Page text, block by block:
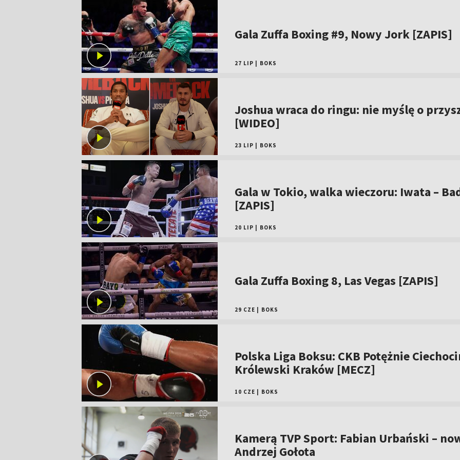
Gala Zuffa Boxing #9, Nowy Jork [ZAPIS]
27 LIP BOKS
Joshua wraca do ringu: nie myślę o
[WIDEO]
23 LIP BOKS
Gala w Tokio, walka wieczoru: Iwata –
[ZAPIS]
20 LIP BOKS
Gala Zuffa Boxing 8, Las Vegas [ZAPIS]
29 CZE BOKS
Polska Liga Boksu: CKB Potężnie
Królewski Kraków [MECZ]
10 CZE BOKS
Kamerą TVP Sport: Fabian Urbański –
Andrzej Gołota